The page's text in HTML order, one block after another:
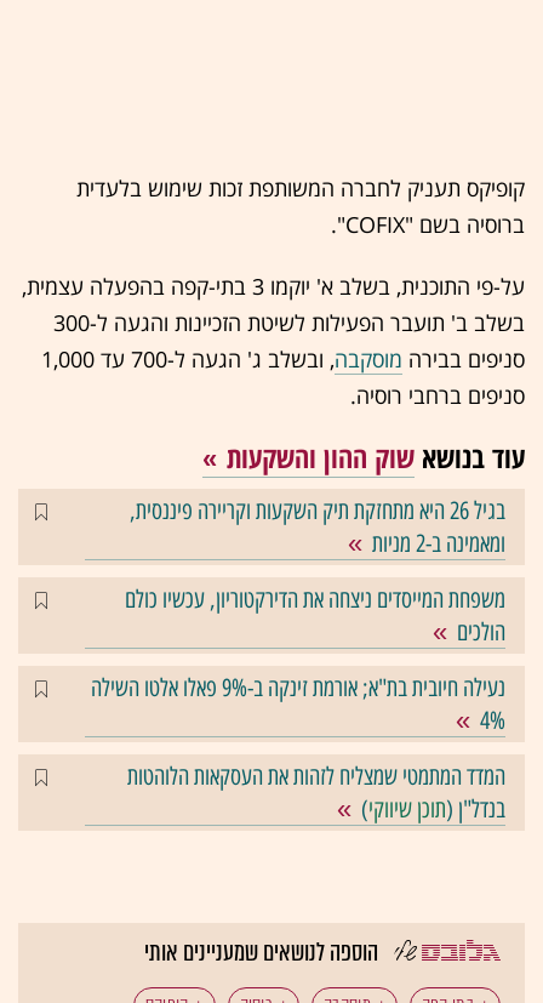
קופיקס תעניק לחברה המשותפת זכות שימוש בלעדית
ברוסיה בשם "COFIX".
על-פי התוכנית, בשלב א' יוקמו 3 בתי-קפה בהפעלה עצמית,
בשלב ב' תועבר הפעילות לשיטת הזכיינות והגעה ל-300
סניפים בבירה מוסקבה
, ובשלב ג' הגעה ל-700 עד 1,000
סניפים ברחבי רוסיה.
עוד בנושא שוק ההון והשקעות
בגיל 26 היא מתחזקת תיק השקעות וקריירה פיננסית,
ומאמינה ב-2 מניות
משפחת המייסדים ניצחה את הדירקטוריון, עכשיו כולם
הולכים
נעילה חיובית בת"א; אורמת זינקה ב-9% פאלו אלטו השילה
4%
המדד המתמטי שמצליח לזהות את העסקאות הלוהטות
בנדל"ן (תוכן שיווקי)
הוספה לנושאים שמעניינים אותי